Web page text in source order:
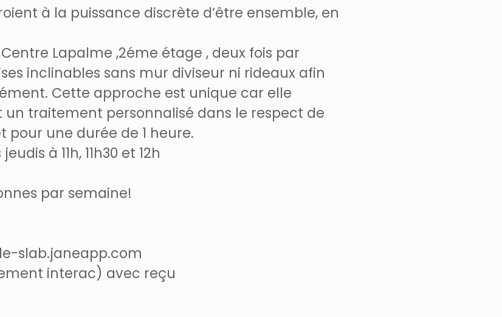
à la puissance discrète d’être ensemble, en
Lapalme ,2éme étage , deux fois par
inclinables sans mur diviseur ni rideaux afin
Cette approche est unique car elle
traitement personnalisé dans le respect de
pour une durée de 1 heure.
à 11h, 11h30 et 12h
par semaine!
slab.janeapp.com
interac) avec reçu